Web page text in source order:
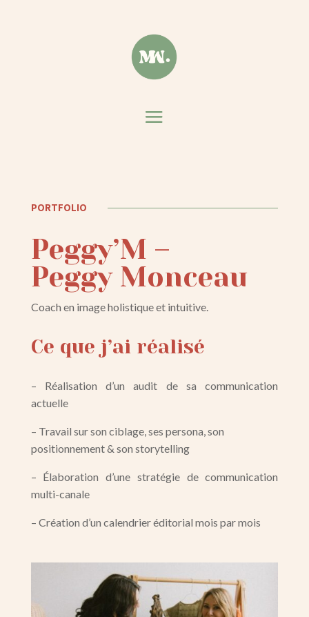
PORTFOLIO
Peggy’M –
Peggy Monceau
Coach en image holistique et intuitive.
Ce que j’ai réalisé
– Réalisation d’un audit de sa communication
actuelle
– Travail sur son ciblage, ses persona, son
positionnement & son storytelling
– Élaboration d’une stratégie de communication
multi-canale
– Création d’un calendrier éditorial mois par mois